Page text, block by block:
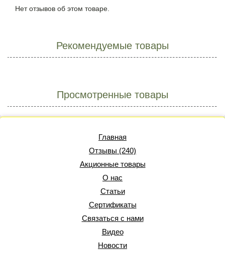
Нет отзывов об этом товаре.
Рекомендуемые товары
Просмотренные товары
Главная
Отзывы (240)
Акционные товары
О нас
Статьи
Сертификаты
Связаться с нами
Видео
Новости